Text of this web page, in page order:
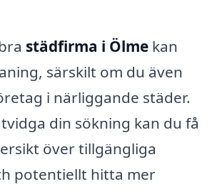
städfirma i Ölme kan
särskilt om du även
i närliggande städer.
din sökning kan du få
över tillgängliga
potentiellt hitta mer